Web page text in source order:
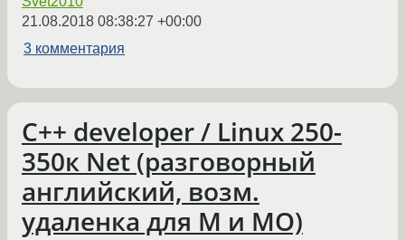
21.08.2018 08:38:27 +00:00
3 комментария
С++ developer / Linux 250-
350к Net (разговорный
английский, возм.
удаленка для М и МО)